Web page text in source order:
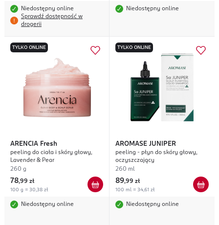
Niedostępny online
Sprawdź dostępność w
drogerii
Niedostępny online
TYLKO ONLINE
ARENCIA Fresh
peeling do ciała i skóry głowy,
Lavender & Pear
260 g
78,99 zł
100 g = 30,38 zł
Niedostępny online
TYLKO ONLINE
AROMASE JUNIPER
peeling - płyn do skóry głowy,
oczyszczający
260 ml
89,99 zł
100 ml = 34,61 zł
Niedostępny online